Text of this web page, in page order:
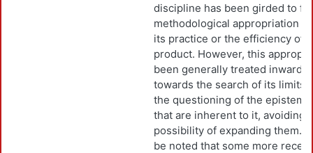
discipline has been girded to
methodological appropriation
its practice or the efficiency of
product. However, this
been generally treated inward
towards the search of its limits,
the questioning of the
that are inherent to it, avoiding
possibility of expanding them.
be noted that some more recent